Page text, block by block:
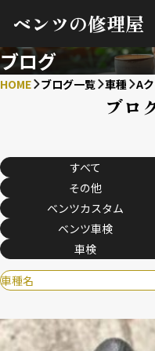
ベンツの修理屋
ブログ
HOME ブログ一覧 車種 A
ブロ
すべて
その他
ベンツカスタム
ベンツ車検
車検